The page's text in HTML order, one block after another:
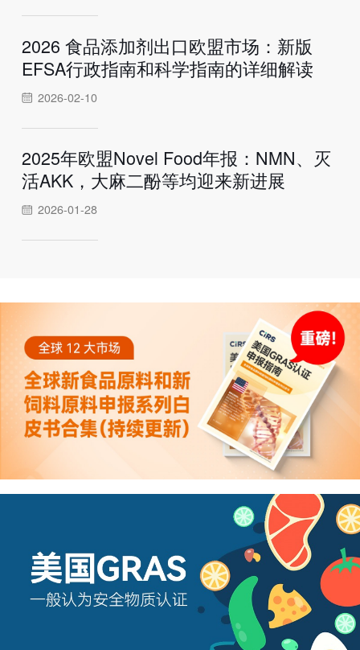
2026 食品添加剂出口欧盟市场：新版
EFSA行政指南和科学指南的详细解读
2026-02-10
2025年欧盟Novel Food年报：NMN、灭
活AKK，大麻二酚等均迎来新进展
2026-01-28